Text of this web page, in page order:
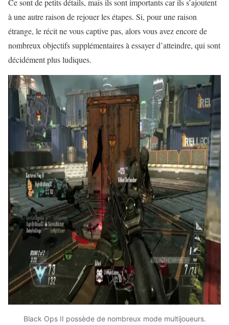
Ce sont de petits détails, mais ils sont importants car ils s’ajoutent
à une autre raison de rejouer les étapes. Si, pour une raison
étrange, le récit ne vous captive pas, alors vous avez encore de
nombreux objectifs supplémentaires à essayer d’atteindre, qui sont
décidément plus ludiques.
Black Ops II possède de nombreux mode multijoueurs.